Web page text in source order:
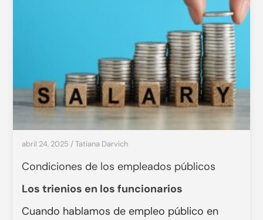
abril 24, 2025 /Tatiana Darvich
Condiciones de los empleados públicos
Los trienios en los funcionarios
Cuando hablamos de empleo público en